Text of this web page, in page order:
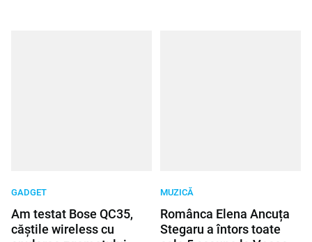
GADGET
Am testat Bose QC35,
căștile wireless cu
MUZICĂ
Românca Elena Ancuța
Stegaru a întors toate